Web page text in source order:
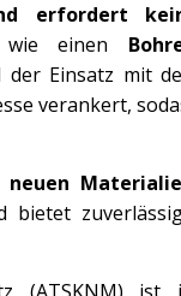
erfordert
wie einen
der Einsatz mit
verankert,
bietet